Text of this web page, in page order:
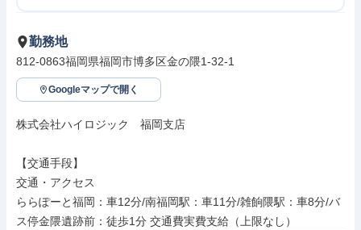
勤務地
812-0863福岡県福岡市博多区金の隈1-32-1
Googleマップで開く
株式会社ハイロジック　福岡支店
【交通手段】
交通・アクセス
ららぽーと福岡：車12分/南福岡駅：車11分/雑餉隈駅：車8分/バ
ス停金隈遺跡前：徒歩1分 交通費実費支給（上限なし）